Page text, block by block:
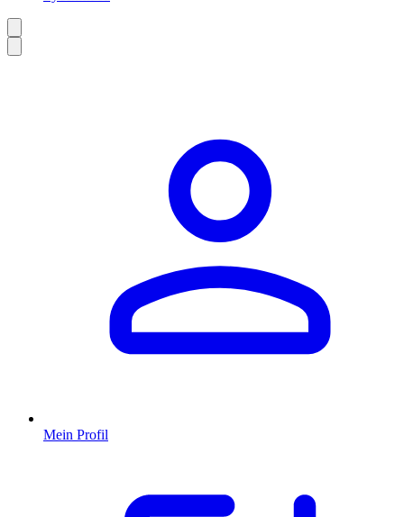
Mein Profil